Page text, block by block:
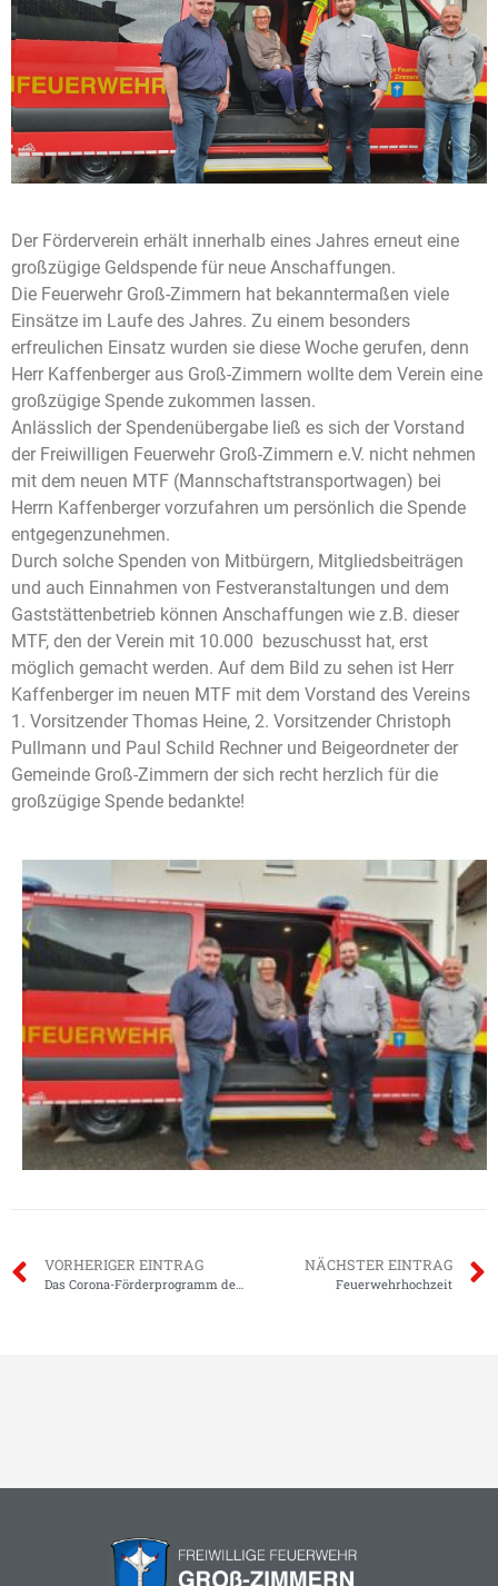
Der Förderverein erhält innerhalb eines Jahres erneut eine
großzügige Geldspende für neue Anschaffungen.
Die Feuerwehr Groß-Zimmern hat bekanntermaßen viele
Einsätze im Laufe des Jahres. Zu einem besonders
erfreulichen Einsatz wurden sie diese Woche gerufen, denn
Herr Kaffenberger aus Groß-Zimmern wollte dem Verein eine
großzügige Spende zukommen lassen.
Anlässlich der Spendenübergabe ließ es sich der Vorstand
der Freiwilligen Feuerwehr Groß-Zimmern e.V. nicht nehmen
mit dem neuen MTF (Mannschaftstransportwagen) bei
Herrn Kaffenberger vorzufahren um persönlich die Spende
entgegenzunehmen.
Durch solche Spenden von Mitbürgern, Mitgliedsbeiträgen
und auch Einnahmen von Festveranstaltungen und dem
Gaststättenbetrieb können Anschaffungen wie z.B. dieser
MTF, den der Verein mit 10.000  bezuschusst hat, erst
möglich gemacht werden. Auf dem Bild zu sehen ist Herr
Kaffenberger im neuen MTF mit dem Vorstand des Vereins
1. Vorsitzender Thomas Heine, 2. Vorsitzender Christoph
Pullmann und Paul Schild Rechner und Beigeordneter der
Gemeinde Groß-Zimmern der sich recht herzlich für die
großzügige Spende bedankte!
VORHERIGER EINTRAG
Das Corona-Förderprogramm der Volksbank Odenwald
NÄCHSTER EINTRAG
Feuerwehrhochzeit